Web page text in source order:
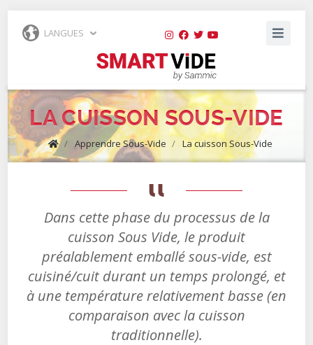
LANGUES
LA CUISSON SOUS-VIDE
/ Apprendre Sous-Vide / La cuisson Sous-Vide
Dans cette phase du processus de la
cuisson Sous Vide, le produit
préalablement emballé sous-vide, est
cuisiné/cuit durant un temps prolongé, et
à une température relativement basse (en
comparaison avec la cuisson
traditionnelle).